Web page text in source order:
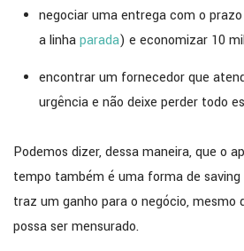
negociar uma entrega com o
a linhaparada) e economizar 10
encontrar um fornecedor que
urgência e não deixe perder todo
Podemos dizer, dessa maneira, que o
tempo também é uma forma de saving
traz um ganho para o negócio, mesmo
possa ser mensurado.